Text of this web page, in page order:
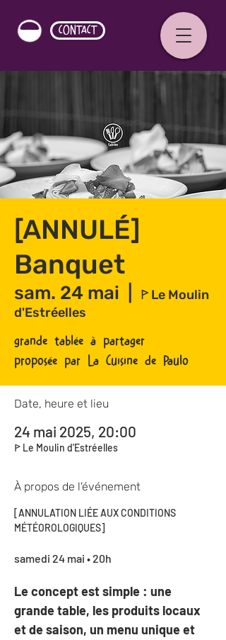
CONTACT
[ANNULÉ]
Banquet
sam. 24 mai
ꚰ Le Moulin
d'Estréelles
grande tablée à partager
proposée par La Cuisine de Paulo
Date, heure et lieu
24 mai 2025, 20:00
ꚰ Le Moulin d'Estréelles
À propos de l'événement
[ANNULATION LIÉE AUX CONDITIONS
MÉTÉOROLOGIQUES]
samedi 24 mai • 20h
Le concept est simple : une
grande table, les produits locaux
et de saison, un menu unique et